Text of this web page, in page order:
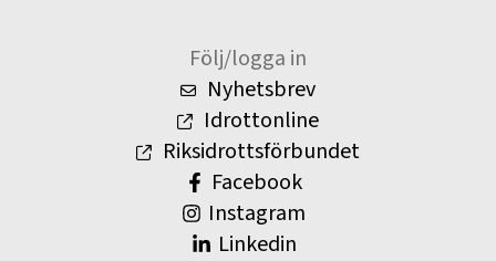
Följ/logga in
Nyhetsbrev
Idrottonline
Riksidrottsförbundet
Facebook
Instagram
Linkedin